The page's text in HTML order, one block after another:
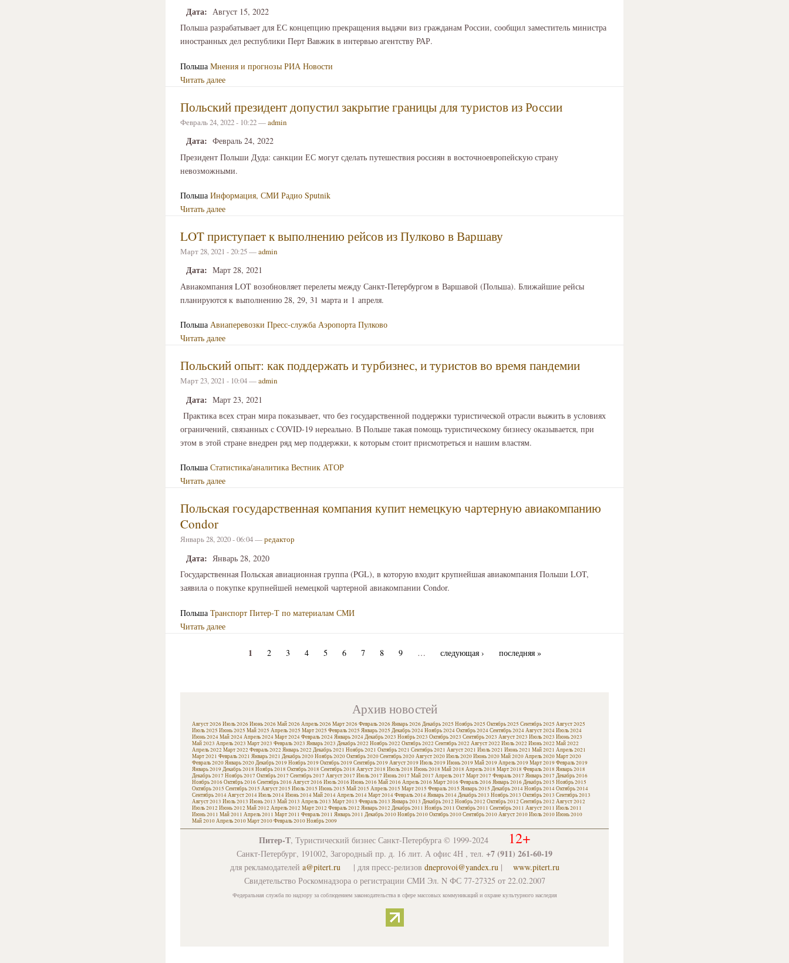
Дата: Август 15, 2022
Польша разрабатывает для ЕС концепцию прекращения выдачи виз гражданам России, сообщил заместитель министра
иностранных дел республики Перт Вавжик в интервью агентству РАР.
Польша Мнения и прогнозы РИА Новости
Читать далее
Польский президент допустил закрытие границы для туристов из России
Февраль 24, 2022 - 10:22 —admin
Дата: Февраль 24, 2022
Президент Польши Дуда: санкции ЕС могут сделать путешествия россиян в восточноевропейскую страну
невозможными.
Польша Информация, СМИ Радио Sputnik
Читать далее
LOT приступает к выполнению рейсов из Пулково в Варшаву
Март 28, 2021 - 20:25 —admin
Дата: Март 28, 2021
Авиакомпания LOT возобновляет перелеты между Санкт-Петербургом в Варшавой (Польша). Ближайшие рейсы
планируются к выполнению 28, 29, 31 марта и 1 апреля.
Польша Авиаперевозки Пресс-служба Аэропорта Пулково
Читать далее
Польский опыт: как поддержать и турбизнес, и туристов во время пандемии
Март 23, 2021 - 10:04 —admin
Дата: Март 23, 2021
Практика всех стран мира показывает, что без государственной поддержки туристической отрасли выжить в условиях
ограничений, связанных с COVID-19 нереально. В Польше такая помощь туристическому бизнесу оказывается, при
этом в этой стране внедрен ряд мер поддержки, к которым стоит присмотреться и нашим властям.
Польша Статистика/аналитика Вестник АТОР
Читать далее
Польская государственная компания купит немецкую чартерную авиакомпанию
Condor
Январь 28, 2020 - 06:04 —редактор
Дата: Январь 28, 2020
Государственная Польская авиационная группа (PGL), в которую входит крупнейшая авиакомпания Польши LOT,
заявила о покупке крупнейшей немецкой чартерной авиакомпании Condor.
Польша Транспорт Питер-Т по материалам СМИ
Читать далее
1 2 3 4 5 6 7 8 9 … следующая › последняя »
Архив новостей
Август 2026 Июль 2026 Июнь 2026 Май 2026 Апрель 2026 Март 2026 Февраль 2026 Январь 2026 Декабрь 2025 Ноябрь 2025 Октябрь 2025 Сентябрь 2025 Август 2025
Июль 2025 Июнь 2025 Май 2025 Апрель 2025 Март 2025 Февраль 2025 Январь 2025 Декабрь 2024Ноябрь 2024Октябрь 2024Сентябрь 2024Август 2024Июль 2024
Июнь 2024Май 2024Апрель 2024Март 2024Февраль 2024Январь 2024Декабрь 2023 Ноябрь 2023 Октябрь 2023 Сентябрь 2023 Август 2023 Июль 2023 Июнь 2023
Май 2023 Апрель 2023 Март 2023 Февраль 2023 Январь 2023 Декабрь 2022 Ноябрь 2022 Октябрь 2022 Сентябрь 2022 Август 2022 Июль 2022 Июнь 2022 Май 2022
Апрель 2022 Март 2022 Февраль 2022 Январь 2022 Декабрь 2021 Ноябрь 2021 Октябрь 2021 Сентябрь 2021 Август 2021 Июль 2021 Июнь 2021 Май 2021 Апрель 2021
Март 2021 Февраль 2021 Январь 2021 Декабрь 2020Ноябрь 2020Октябрь 2020Сентябрь 2020Август 2020Июль 2020Июнь 2020Май 2020Апрель 2020Март 2020
Февраль 2020Январь 2020Декабрь 2019 Ноябрь 2019 Октябрь 2019 Сентябрь 2019 Август 2019 Июль 2019 Июнь 2019 Май 2019 Апрель 2019 Март 2019 Февраль 2019
Январь 2019 Декабрь 2018 Ноябрь 2018 Октябрь 2018 Сентябрь 2018 Август 2018 Июль 2018 Июнь 2018 Май 2018 Апрель 2018 Март 2018 Февраль 2018 Январь 2018
Декабрь 2017 Ноябрь 2017 Октябрь 2017 Сентябрь 2017 Август 2017 Июль 2017 Июнь 2017 Май 2017 Апрель 2017 Март 2017 Февраль 2017 Январь 2017 Декабрь 2016
Ноябрь 2016 Октябрь 2016 Сентябрь 2016 Август 2016 Июль 2016 Июнь 2016 Май 2016 Апрель 2016 Март 2016 Февраль 2016 Январь 2016 Декабрь 2015 Ноябрь 2015
Октябрь 2015 Сентябрь 2015 Август 2015 Июль 2015 Июнь 2015 Май 2015 Апрель 2015 Март 2015 Февраль 2015 Январь 2015 Декабрь 2014Ноябрь 2014Октябрь 2014
Сентябрь 2014Август 2014Июль 2014Июнь 2014Май 2014Апрель 2014Март 2014Февраль 2014Январь 2014Декабрь 2013 Ноябрь 2013 Октябрь 2013 Сентябрь 2013
Август 2013 Июль 2013 Июнь 2013 Май 2013 Апрель 2013 Март 2013 Февраль 2013 Январь 2013 Декабрь 2012 Ноябрь 2012 Октябрь 2012 Сентябрь 2012 Август 2012
Июль 2012 Июнь 2012 Май 2012 Апрель 2012 Март 2012 Февраль 2012 Январь 2012 Декабрь 2011 Ноябрь 2011 Октябрь 2011 Сентябрь 2011 Август 2011 Июль 2011
Июнь 2011 Май 2011 Апрель 2011 Март 2011 Февраль 2011 Январь 2011 Декабрь 2010Ноябрь 2010Октябрь 2010Сентябрь 2010Август 2010Июль 2010Июнь 2010
Май 2010Апрель 2010Март 2010Февраль 2010Ноябрь 2009
Питер-Т, Туристический бизнес Санкт-Петербурга © 1999-2024 12+
Санкт-Петербург, 191002, Загородный пр. д. 16 лит. А офис 4Н , тел. +7 (911) 261-60-19
для рекламодателей a@pitert.ru | для пресс-релизов dneprovoi@yandex.ru | www.pitert.ru
Свидетельство Роскомнадзора о регистрации СМИ Эл. N ФС 77-27325 от 22.02.2007
Федеральная служба по надзору за соблюдением законодательства в сфере массовых коммуникаций и охране культурного наследия